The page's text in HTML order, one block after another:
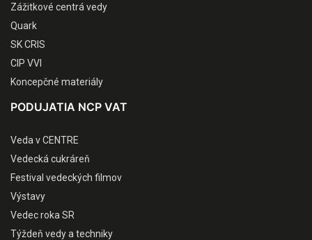
Zážitkové centrá vedy
Quark
SK CRIS
CIP VVI
Koncepčné materiály
PODUJATIA NCP VAT
Veda v CENTRE
Vedecká cukráreň
Festival vedeckých filmov
Výstavy
Vedec roka SR
Týždeň vedy a techniky